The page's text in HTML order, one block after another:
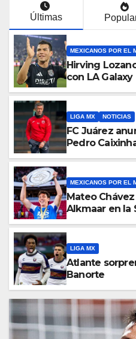
Últimas
MEXICANOS POR EL
Hirving
con LA Galaxy
LIGA MX NOTICIAS
FC Juárez
Pedro
MEXICANOS POR EL
Mateo
Alkmaar en la
LIGA MX
Atlante
Banorte